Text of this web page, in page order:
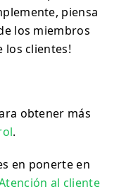
piensa
los miembros
los clientes!
obtener más
.
en ponerte en
al cliente